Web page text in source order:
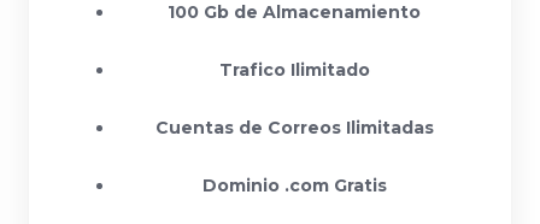
100 Gb de Almacenamiento
Trafico Ilimitado
Cuentas de Correos Ilimitadas
Dominio .com Gratis